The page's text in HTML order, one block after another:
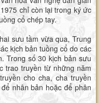
chỉ còn lại trong ký ức
cổ chép tay.
sưu tầm vừa qua, Trung
kịch bản tuồng cổ do các
Trong số 30 kịch bản sưu
trao truyền từ những năm
cho cha, cha truyền
nhân bản hoặc để phân